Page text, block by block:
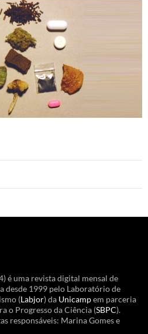
é uma revista digital mensal de
1999 pelo Laboratório de
(Labjor) da Unicampem parceria
o Progresso da Ciência (SBPC).
responsáveis: Marina Gomes e